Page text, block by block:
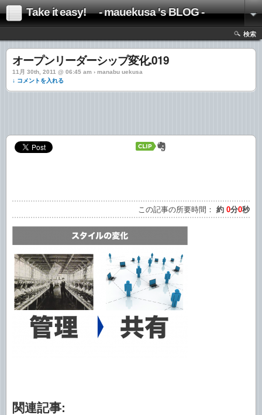
Take it easy! - mauekusa 's BLOG -
検索
オープンリーダーシップ変化.019
11月 30th, 2011 @ 06:45 am › manabu uekusa
↓ コメントを入れる
この記事の所要時間： 約 0分0秒
関連記事: